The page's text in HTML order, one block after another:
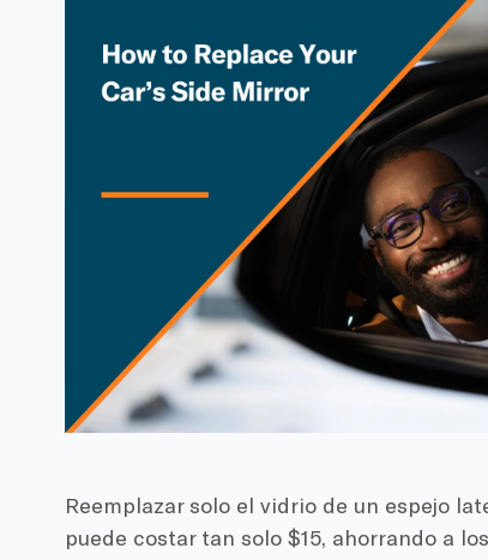
Reemplazar solo el vidrio de un espejo
puede costar tan solo $15, ahorrando a